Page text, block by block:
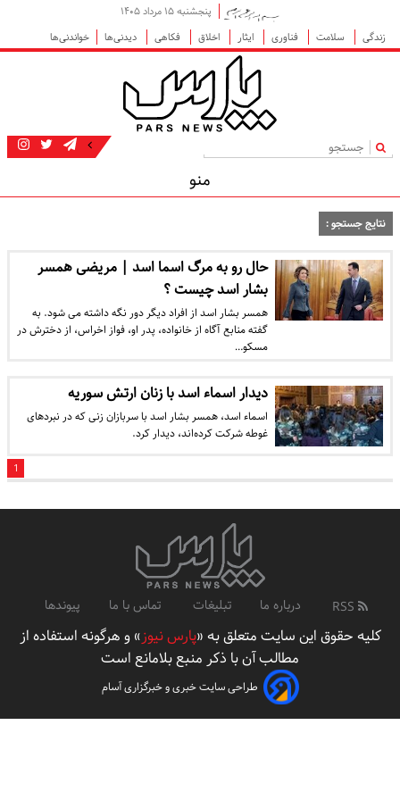
پنجشنبه ۱۵ مرداد ۱۴۰۵
زندگی
سلامت فناوری ایثار اخلاق فکاهی دیدنی‌ها خواندنی‌ها
|
منو
نتایج جستجو :
حال رو به مرگ اسما اسد | مریضی همسر
بشار اسد چیست ؟
همسر بشار اسد از افراد دیگر دور نگه داشته می شود. به
گفته منابع آگاه از خانواده، پدر او، فواز اخراس، از دخترش در
مسکو…
دیدار اسماء اسد با زنان ارتش سوریه
اسماء اسد، همسر بشار اسد با سربازان زنی که در نبردهای
غوطه شرکت کرده‌اند، دیدار کرد.
1
درباره ما تبلیغات تماس با ما پیوندها
کلیه حقوق این سایت متعلق به «پارس نیوز» و هرگونه استفاده از
مطالب آن با ذکر منبع بلامانع است
طراحی سایت خبری و خبرگزاری آسام